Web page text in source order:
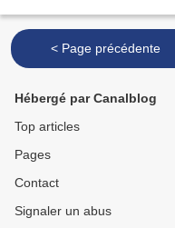
< Page précédente
Hébergé par Canalblog
Top articles
Pages
Contact
Signaler un abus